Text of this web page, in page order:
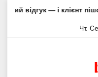
і клієнт пішов: чому
Чт.